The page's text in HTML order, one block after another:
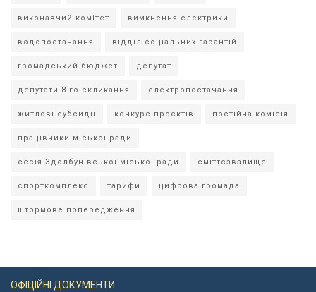
виконавчий комітет вимкнення електрики
водопостачання відділ соціальних гарантій
громадський бюджет депутат
депутати 8-го скликання електропостачання
житлові субсидії конкурс проєктів постійна комісія
працівники міської ради
сесія Здолбунівської міської ради сміттєзвалище
спорткомплекс тарифи цифрова громада
штормове попередження
ОФІЦІЙНІ ДОКУМЕНТИ